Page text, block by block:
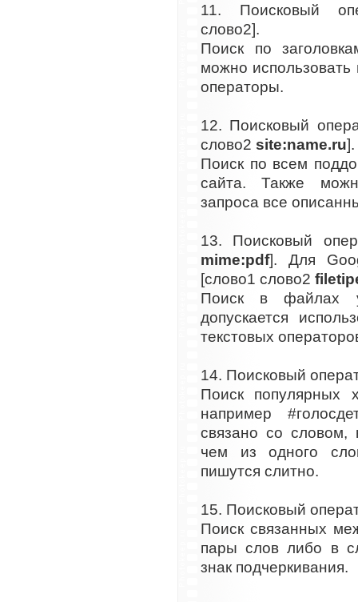
11. Поисковый
слово2].
Поиск по
можно
операторы.
12. Поисковый
слово2site:name.ru].
Поиск по всем
сайта. Также
запроса все
13. Поисковый
mime:pdf]. Для
[слово1 слово2
Поиск в файлах
допускается
текстовых
14. Поисковый
Поиск популярных
например
связано со словом,
чем из одного
пишутся слитно.
15. Поисковый
Поиск связанных
пары слов либо в
знак подчеркивания.